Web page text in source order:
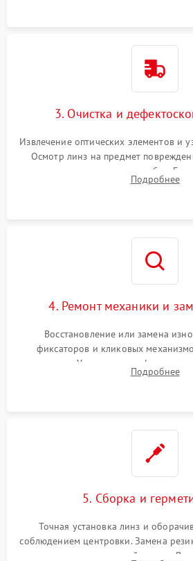
3. Очистка и
Извлечение оптических элементов и
Осмотр линз на предмет
покрытия или появления грибка.
спецрастворами. ПроверкаПодробнее
4. Ремонт механики и
Восстановление или замена
фиксаторов и кликовых
поправок. Устранение люфтов в
поврежденных линз, разбитой сетки
Подробнее
5. Сборка и
Точная установка линз и
соблюдением центровки. Замена
нанесение влагозащитной смазки.